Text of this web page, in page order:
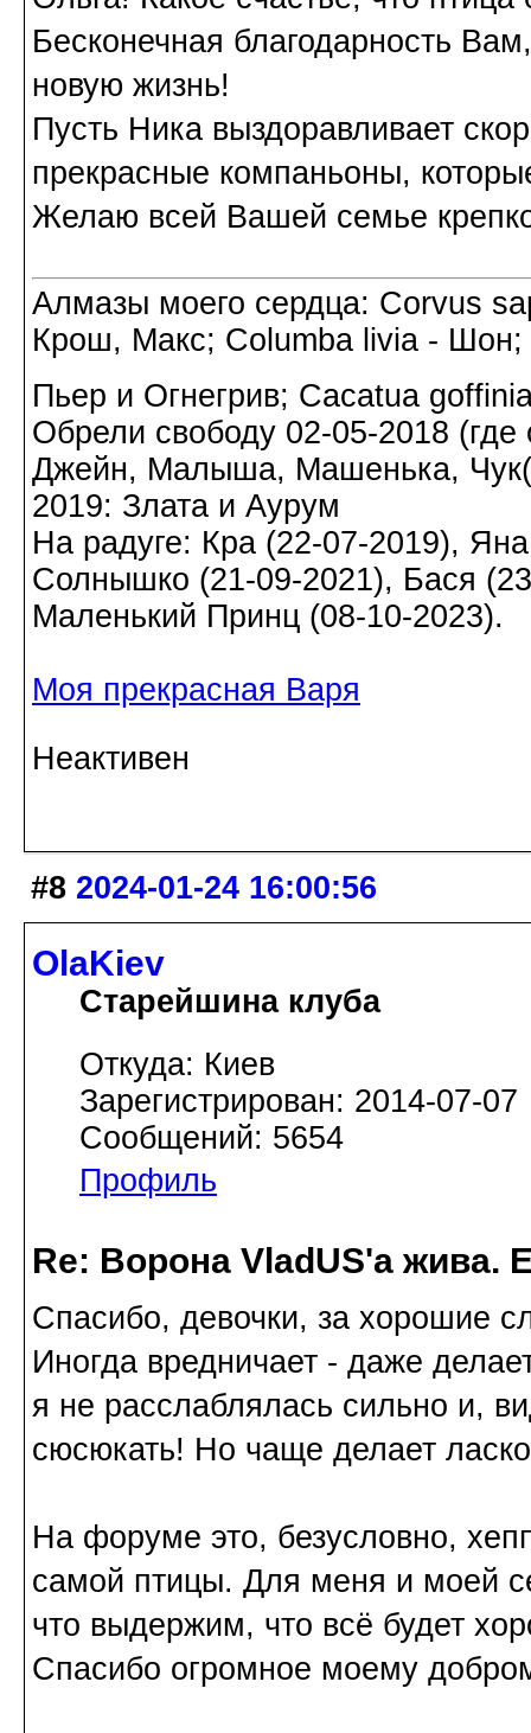
Бесконечная благодарность
новую жизнь!
Пусть Ника выздоравливает
прекрасные компаньоны,
Желаю всей Вашей семье
Алмазы моего сердца: Corvus
Крош, Макс; Columba livia -
Пьер и Огнегрив; Cacatua
Обрели свободу 02-05-2018
Джейн, Малыша, Машенька,
2019: Злата и Аурум
На радуге: Кра (22-07-2019),
Солнышко (21-09-2021), Бася
Маленький Принц (08-10-2023).
Моя прекрасная Варя
Неактивен
#8 2024-01-24 16:00:56
OlaKiev
Старейшина клуба
Откуда: Киев
Зарегистрирован: 2014-07-07
Сообщений: 5654
Профиль
Re: Ворона VladUS'а жива.
Спасибо, девочки, за хорошие
Иногда вредничает - даже
я не расслаблялась сильно и,
сюсюкать! Но чаще делает
На форуме это, безусловно,
самой птицы. Для меня и моей
что выдержим, что всё будет
Спасибо огромное моему